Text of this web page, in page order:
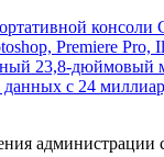
консоли
Premiere
23,8-дюймовый
с 24
администрации